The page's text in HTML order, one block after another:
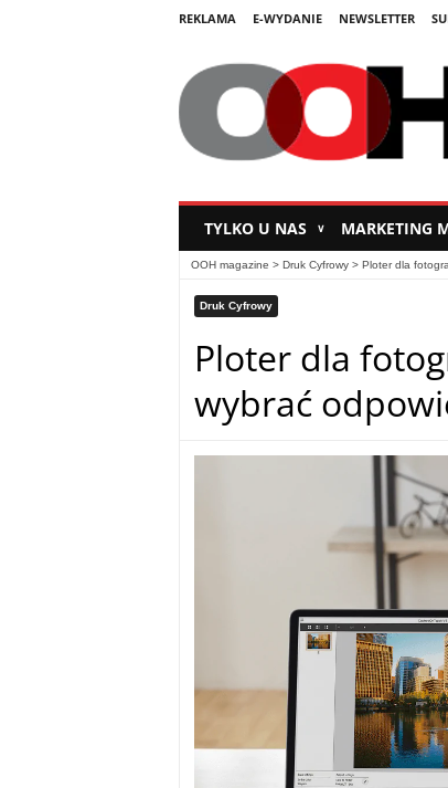
REKLAMA E-WYDANIE NEWSLETTER
TYLKO U NAS ∨ MARKETING
OOH magazine > Druk Cyfrowy> Ploter dla
Druk Cyfrowy
Ploter dla
wybrać